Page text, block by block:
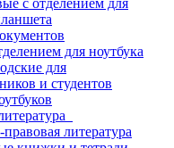
с отделением для
для ноутбука
для
и студентов
литература